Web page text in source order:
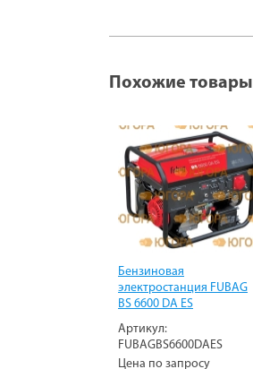
Похожие товары
Бензиновая
электростанция FUBAG
BS 6600 DA ES
Артикул:
FUBAGBS6600DAES
Цена по запросу